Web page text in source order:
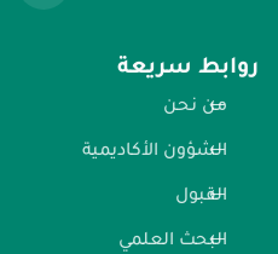
روابط سريعة
من نحن
الشؤون الأكاديمية
القبول
البحث العلمي